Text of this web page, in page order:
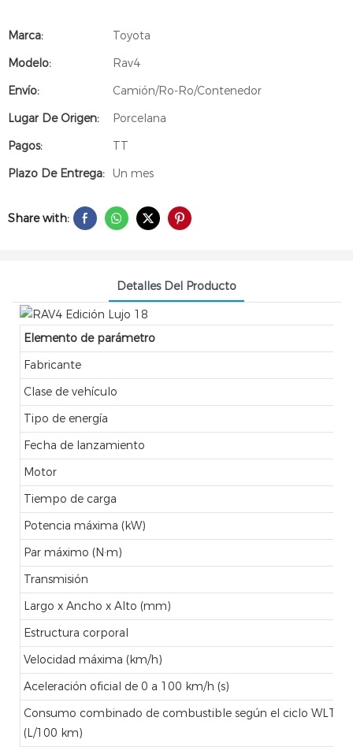
Marca:
Toyota
Modelo:
Rav4
Envío:
Camión/Ro-Ro/Contenedor
Lugar De Origen:
Porcelana
Pagos:
TT
Plazo De Entrega:
Un mes
Share with:
Detalles Del Producto
Elemento de parámetro
Fabricante
Clase de vehículo
Tipo de energía
Fecha de lanzamiento
Motor
Tiempo de carga
Potencia máxima (kW)
Par máximo (N·m)
Transmisión
Largo x Ancho x Alto (mm)
Estructura corporal
Velocidad máxima (km/h)
Aceleración oficial de 0 a 100 km/h (s)
Consumo combinado de combustible según el ciclo WLTC
(L/100 km)